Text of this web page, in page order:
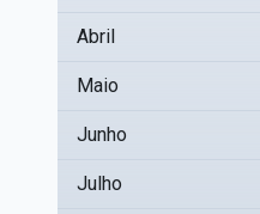
Abril
Maio
Junho
Julho